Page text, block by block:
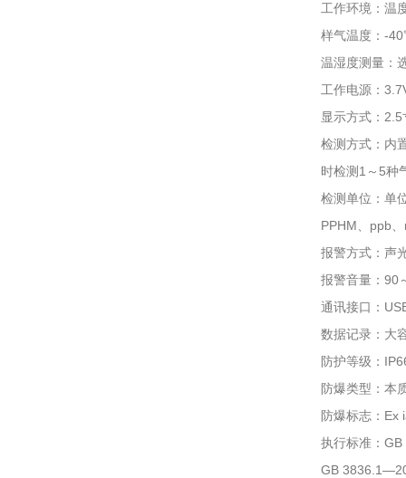
工作环境：温
样气温度：-
温湿度测量：
工作电源：
显示方式：
检测方式：内
时检测1～5种
检测单位：单
PPHM、ppb
报警方式：声
报警音量：90
通讯接口：
数据记录：大
防护等级：
防爆类型：本
防爆标志：Ex
执行标准：
GB